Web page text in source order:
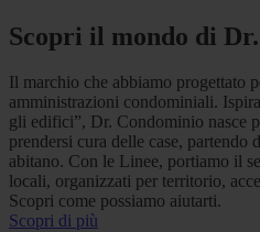
Scopri il mondo di
Il marchio che abbiamo progettato
amministrazioni condominiali.
gli edifici”, Dr. Condominio nasce
prendersi cura delle case, partendo
abitano. Con le Linee, portiamo il
locali, organizzati per territorio,
Scopri come possiamo aiutarti.
Scopri di più